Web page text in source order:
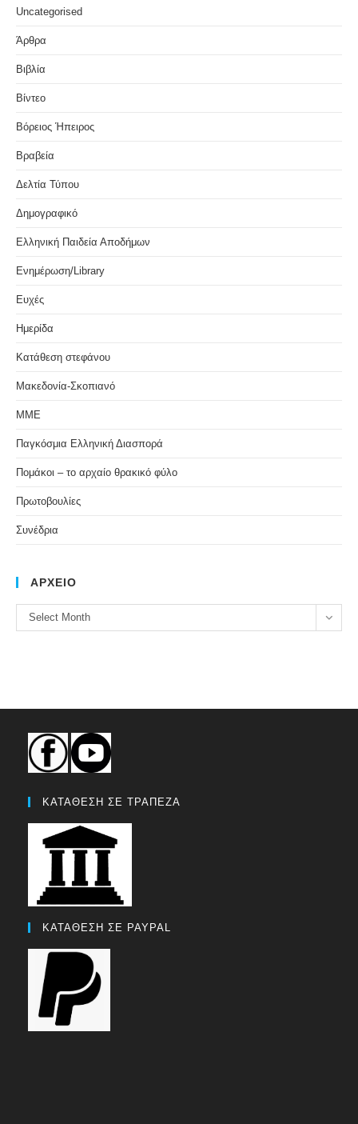
Uncategorised
Άρθρα
Βιβλία
Βίντεο
Βόρειος Ήπειρος
Βραβεία
Δελτία Τύπου
Δημογραφικό
Ελληνική Παιδεία Αποδήμων
Ενημέρωση/Library
Ευχές
Ημερίδα
Κατάθεση στεφάνου
Μακεδονία-Σκοπιανό
ΜΜΕ
Παγκόσμια Ελληνική Διασπορά
Πομάκοι – το αρχαίο θρακικό φύλο
Πρωτοβουλίες
Συνέδρια
ΑΡΧΕΙΟ
ΑΡΧΕΙΟ
Select Month
ΚΑΤΑΘΕΣΗ ΣΕ ΤΡΑΠΕΖΑ
ΚΑΤΑΘΕΣΗ ΣΕ PAYPAL